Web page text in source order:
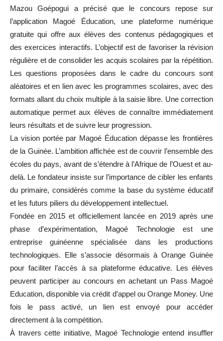
Mazou Goépogui a précisé que le concours repose sur
l’application Magoé Éducation, une plateforme numérique
gratuite qui offre aux élèves des contenus pédagogiques et
des exercices interactifs. L’objectif est de favoriser la révision
régulière et de consolider les acquis scolaires par la répétition.
Les questions proposées dans le cadre du concours sont
aléatoires et en lien avec les programmes scolaires, avec des
formats allant du choix multiple à la saisie libre. Une correction
automatique permet aux élèves de connaître immédiatement
leurs résultats et de suivre leur progression.
La vision portée par Magoé Éducation dépasse les frontières
de la Guinée. L’ambition affichée est de couvrir l’ensemble des
écoles du pays, avant de s’étendre à l’Afrique de l’Ouest et au-
delà. Le fondateur insiste sur l’importance de cibler les enfants
du primaire, considérés comme la base du système éducatif
et les futurs piliers du développement intellectuel.
Fondée en 2015 et officiellement lancée en 2019 après une
phase d’expérimentation, Magoé Technologie est une
entreprise guinéenne spécialisée dans les productions
technologiques. Elle s’associe désormais à Orange Guinée
pour faciliter l’accès à sa plateforme éducative. Les élèves
peuvent participer au concours en achetant un Pass Magoé
Education, disponible via crédit d’appel ou Orange Money. Une
fois le pass activé, un lien est envoyé pour accéder
directement à la compétition.
À travers cette initiative, Magoé Technologie entend insuffler